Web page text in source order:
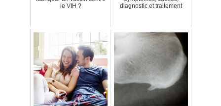
le VIH ?
diagnostic et traitement